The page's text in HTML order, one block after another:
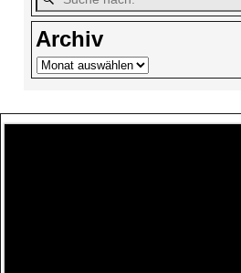
Archiv